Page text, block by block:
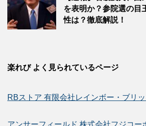
を表明か？参院選の目
性は？徹底解説！
楽れび よく見られているページ
RBストア 有限会社レインボー・ブリ
アンサーフィールド 株式会社フジコー